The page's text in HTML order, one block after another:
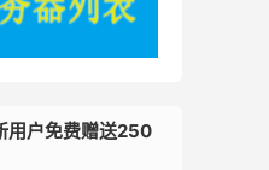
户免费赠送250